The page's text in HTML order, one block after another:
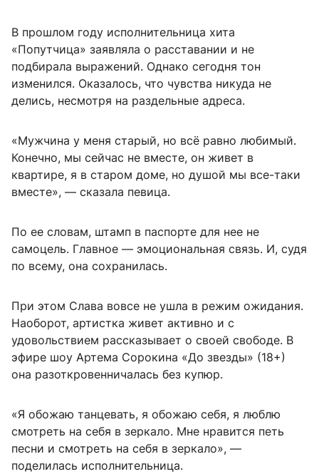
В прошлом году исполнительница хита
«Попутчица» заявляла о расставании и не
подбирала выражений. Однако сегодня тон
изменился. Оказалось, что чувства никуда не
делись, несмотря на раздельные адреса.
«Мужчина у меня старый, но всё равно любимый.
Конечно, мы сейчас не вместе, он живет в
квартире, я в старом доме, но душой мы все-таки
вместе», — сказала певица.
По ее словам, штамп в паспорте для нее не
самоцель. Главное — эмоциональная связь. И, судя
по всему, она сохранилась.
При этом Слава вовсе не ушла в режим ожидания.
Наоборот, артистка живет активно и с
удовольствием рассказывает о своей свободе. В
эфире шоу Артема Сорокина «До звезды» (18+)
она разоткровенничалась без купюр.
«Я обожаю танцевать, я обожаю себя, я люблю
смотреть на себя в зеркало. Мне нравится петь
песни и смотреть на себя в зеркало», —
поделилась исполнительница.